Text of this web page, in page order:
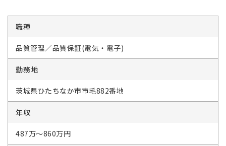
職種
品質管理／品質保証(電気・電子)
勤務地
茨城県ひたちなか市市毛882番地
年収
487万～860万円